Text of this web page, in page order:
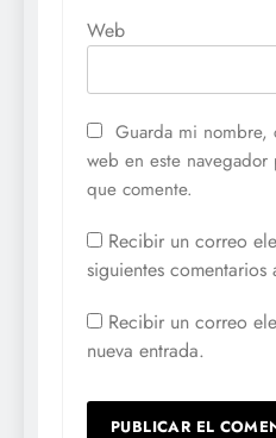
Web
Guarda mi nombre,
web en este navegador
que comente.
Recibir un correo
siguientes comentarios
Recibir un correo
nueva entrada.